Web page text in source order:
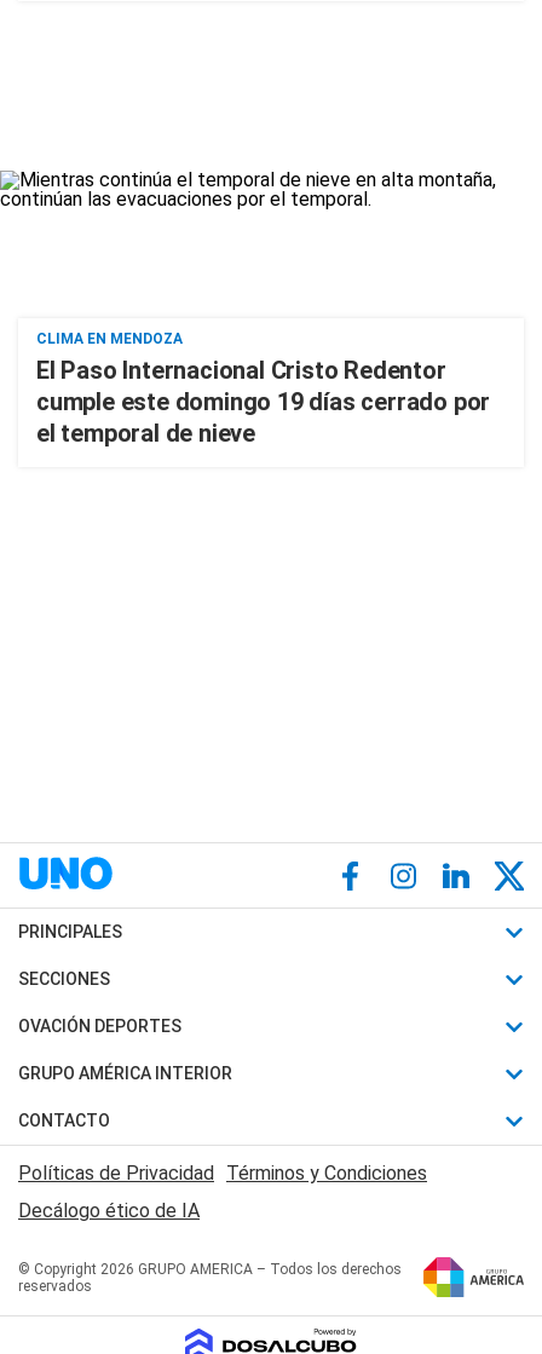
CLIMA EN MENDOZA
El Paso Internacional Cristo Redentor
cumple este domingo 19 días cerrado por
el temporal de nieve
PRINCIPALES
Últimas Noticias
Política
Judiciales
Economia
SECCIONES
Horóscopo
Motores
Trucos caseros
Series y Películas
Edictos y Solicitadas
OVACIÓN DEPORTES
Fútbol
Mundial
Automovilismo
Rugby
Básquet
GRUPO AMÉRICA INTERIOR
Canal 7 en Vivo
San Juan 8
CONTACTO
Acerca de Nosotros
Contactanos
Políticas de Privacidad Términos y Condiciones
Decálogo ético de IA
© Copyright 2026 GRUPO AMERICA – Todos los derechos
reservados